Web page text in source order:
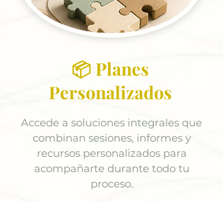
📦 Planes
Personalizados
Accede a soluciones integrales que
combinan sesiones, informes y
recursos personalizados para
acompañarte durante todo tu
proceso.